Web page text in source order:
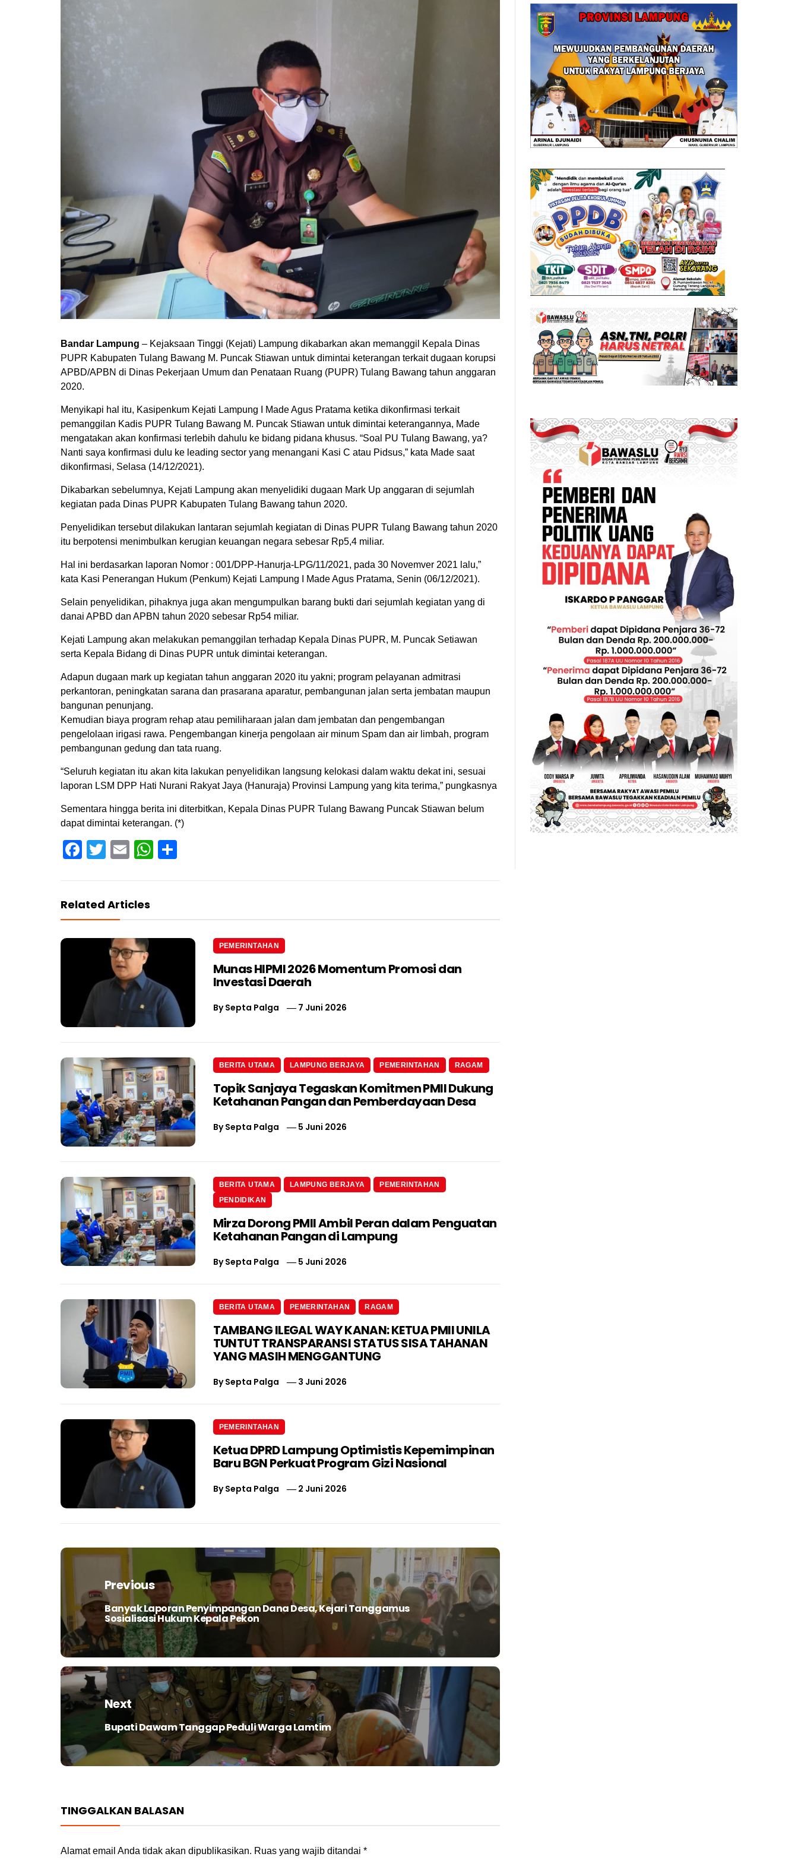
Bandar Lampung – Kejaksaan Tinggi (Kejati) Lampung dikabarkan akan memanggil Kepala Dinas
PUPR Kabupaten Tulang Bawang M. Puncak Stiawan untuk dimintai keterangan terkait dugaan korupsi
APBD/APBN di Dinas Pekerjaan Umum dan Penataan Ruang (PUPR) Tulang Bawang tahun anggaran
2020.
Menyikapi hal itu, Kasipenkum Kejati Lampung I Made Agus Pratama ketika dikonfirmasi terkait
pemanggilan Kadis PUPR Tulang Bawang M. Puncak Stiawan untuk dimintai keterangannya, Made
mengatakan akan konfirmasi terlebih dahulu ke bidang pidana khusus. “Soal PU Tulang Bawang, ya?
Nanti saya konfirmasi dulu ke leading sector yang menangani Kasi C atau Pidsus,” kata Made saat
dikonfirmasi, Selasa (14/12/2021).
Dikabarkan sebelumnya, Kejati Lampung akan menyelidiki dugaan Mark Up anggaran di sejumlah
kegiatan pada Dinas PUPR Kabupaten Tulang Bawang tahun 2020.
Penyelidikan tersebut dilakukan lantaran sejumlah kegiatan di Dinas PUPR Tulang Bawang tahun 2020
itu berpotensi menimbulkan kerugian keuangan negara sebesar Rp5,4 miliar.
Hal ini berdasarkan laporan Nomor : 001/DPP-Hanurja-LPG/11/2021, pada 30 Novemver 2021 lalu,”
kata Kasi Penerangan Hukum (Penkum) Kejati Lampung I Made Agus Pratama, Senin (06/12/2021).
Selain penyelidikan, pihaknya juga akan mengumpulkan barang bukti dari sejumlah kegiatan yang di
danai APBD dan APBN tahun 2020 sebesar Rp54 miliar.
Kejati Lampung akan melakukan pemanggilan terhadap Kepala Dinas PUPR, M. Puncak Setiawan
serta Kepala Bidang di Dinas PUPR untuk dimintai keterangan.
Adapun dugaan mark up kegiatan tahun anggaran 2020 itu yakni; program pelayanan admitrasi
perkantoran, peningkatan sarana dan prasarana aparatur, pembangunan jalan serta jembatan maupun
bangunan penunjang.
Kemudian biaya program rehap atau pemiliharaan jalan dam jembatan dan pengembangan
pengelolaan irigasi rawa. Pengembangan kinerja pengolaan air minum Spam dan air limbah, program
pembangunan gedung dan tata ruang.
“Seluruh kegiatan itu akan kita lakukan penyelidikan langsung kelokasi dalam waktu dekat ini, sesuai
laporan LSM DPP Hati Nurani Rakyat Jaya (Hanuraja) Provinsi Lampung yang kita terima,” pungkasnya
Sementara hingga berita ini diterbitkan, Kepala Dinas PUPR Tulang Bawang Puncak Stiawan belum
dapat dimintai keterangan. (*)
Facebook
TwitterEmailWhatsApp
Related Articles
PEMERINTAHAN
Munas HIPMI 2026 Momentum Promosi dan
Investasi Daerah
BySepta Palga 7 Juni 2026
BERITA UTAMA LAMPUNG BERJAYA PEMERINTAHAN RAGAM
Topik Sanjaya Tegaskan Komitmen PMII Dukung
Ketahanan Pangan dan Pemberdayaan Desa
BySepta Palga 5 Juni 2026
BERITA UTAMA LAMPUNG BERJAYA
PEMERINTAHAN
PENDIDIKAN
Mirza Dorong PMII Ambil Peran dalam Penguatan
Ketahanan Pangan di Lampung
BySepta Palga 5 Juni 2026
BERITA UTAMA PEMERINTAHAN RAGAM
TAMBANG ILEGAL WAY KANAN: KETUA PMII UNILA
TUNTUT TRANSPARANSI STATUS SISA TAHANAN
YANG MASIH MENGGANTUNG
BySepta Palga 3 Juni 2026
PEMERINTAHAN
Ketua DPRD Lampung Optimistis Kepemimpinan
Baru BGN Perkuat Program Gizi Nasional
BySepta Palga 2 Juni 2026
Navigasi
Previous
Previous
post:
Banyak Laporan Penyimpangan Dana Desa, Kejari Tanggamus
Sosialisasi Hukum Kepala Pekon
Next
Next
post:
Bupati Dawam Tanggap Peduli Warga Lamtim
TINGGALKAN BALASAN
Alamat email Anda tidak akan dipublikasikan. Ruas yang wajib ditandai *